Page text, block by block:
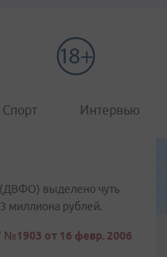
Спорт Интервью
(ДВФО) выделено чуть
миллиона рублей.
№1903 от 16 февр. 2006